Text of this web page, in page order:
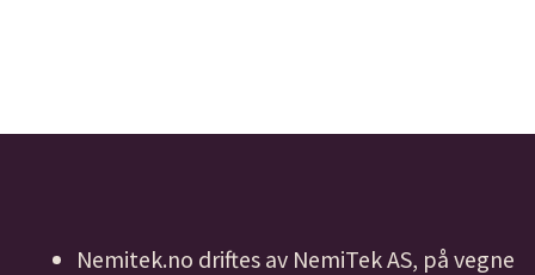
Nemitek.no driftes av NemiTek AS, på vegne